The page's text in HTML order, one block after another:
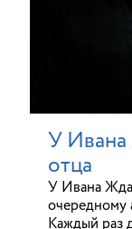
У Ивана
отца
У Ивана
очередному
Каждый раз